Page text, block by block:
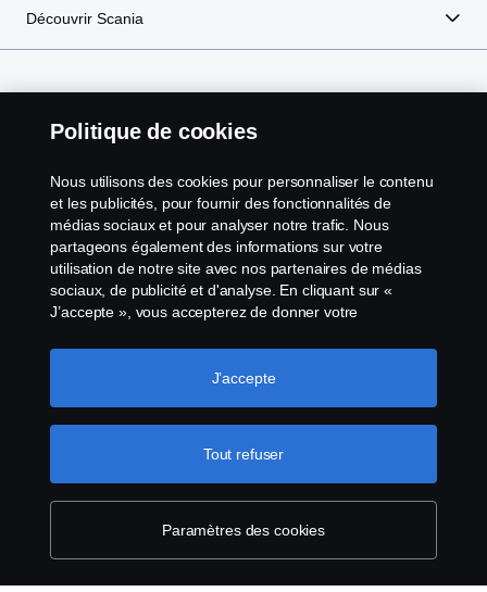
Découvrir Scania
Avis juridique
Politique de confidentialité
Politique de cookies
Nous utilisons des cookies pour personnaliser le contenu
et les publicités, pour fournir des fonctionnalités de
médias sociaux et pour analyser notre trafic. Nous
partageons également des informations sur votre
utilisation de notre site avec nos partenaires de médias
sociaux, de publicité et d'analyse. En cliquant sur «
J’accepte », vous accepterez de donner votre
informations partagées. Vous pouvez également gérer
vos cookies en cliquant sur « Paramètres des cookies »
section cookies, que vous pouvez trouver en cliquant sur
le lien sous ce texte. Pour en savoir plus sur la
protection de votre vie privée
Paramètres des cookies
Tout refuser
J’accepte